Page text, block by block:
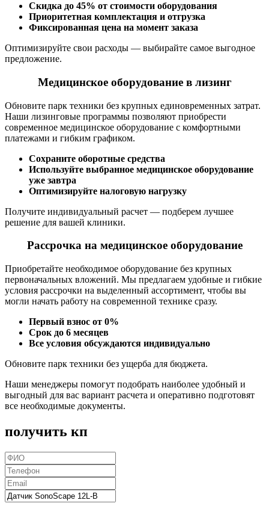
Скидка до 45% от стоимости оборудования
Приоритетная комплектация и отгрузка
Фиксированная цена на момент заказа
Оптимизируйте свои расходы — выбирайте самое выгодное
предложение.
Медицинское оборудование в лизинг
Обновите парк техники без крупных единовременных затрат.
Наши лизинговые программы позволяют приобрести
современное медицинское оборудование с комфортными
платежами и гибким графиком.
Сохраните оборотные средства
Используйте выбранное медицинское оборудование
уже завтра
Оптимизируйте налоговую нагрузку
Получите индивидуальный расчет — подберем лучшее
решение для вашей клиники.
Рассрочка на медицинское оборудование
Приобретайте необходимое оборудование без крупных
первоначальных вложений. Мы предлагаем удобные и гибкие
условия рассрочки на выделенный ассортимент, чтобы вы
могли начать работу на современной технике сразу.
Первый взнос от 0%
Срок до 6 месяцев
Все условия обсуждаются индивидуально
Обновите парк техники без ущерба для бюджета.
Наши менеджеры помогут подобрать наиболее удобный и
выгодный для вас вариант расчета и оперативно подготовят
все необходимые документы.
получить кп